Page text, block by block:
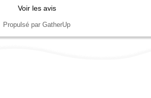
Voir les avis
Propulsé par GatherUp